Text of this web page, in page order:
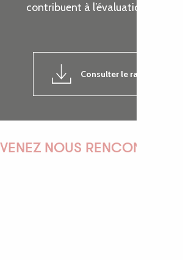
contribuent à l’évaluation de la
Consulter le rapport
VENEZ NOUS RENCONTRER !